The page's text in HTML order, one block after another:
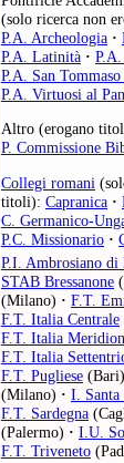
(solo ricerca non
P.A. Archeologia ·
P.A. Latinità ·
P.A. San
P.A. Virtuosi al
Altro (erogano
P. Commissione
Collegi romani
titoli): Capranica ·
C. Germanico-
P.C. Missionario ·
P.I. Ambrosiano di
STAB Bressanone
(Milano) · F.T.
F.T. Italia Centrale
F.T. Italia
F.T. Italia
F.T. Pugliese (Bari)
(Milano) · I. Santa
F.T. Sardegna
(Palermo) · I.U.
F.T. Triveneto